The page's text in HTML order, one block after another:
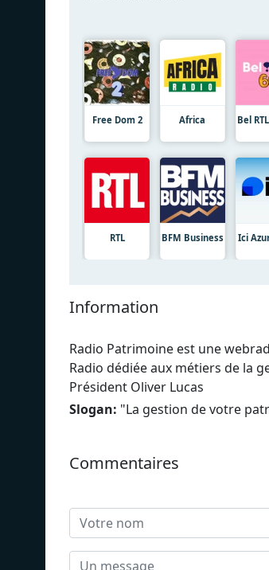
Free Dom 2 Africa Bel
RTL BFM Business Ici
Information
Radio Patrimoine est une
Radio dédiée aux métiers de la
Président Oliver Lucas
Slogan: "La gestion de votre
Commentaires